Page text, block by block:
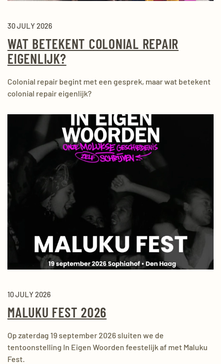
30 JULY 2026
WAT BETEKENT COLONIAL REPAIR
EIGENLIJK?
Colonial repair begint met een gesprek, maar wat betekent
colonial repair eigenlijk?
10 JULY 2026
MALUKU FEST 2026
Op zaterdag 19 september 2026 sluiten we de
tentoonstelling In Eigen Woorden feestelijk af met Maluku
Fest.